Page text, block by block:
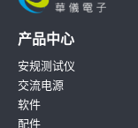
产品中心
安规测试仪
交流电源
软件
配件